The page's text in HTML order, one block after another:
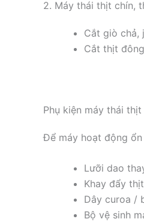
2. Máy thái thịt chín,
Cắt giò chả,
Cắt thịt
Phụ kiện máy thái thịt
Để máy hoạt động
Lưỡi dao
Khay đẩy
Dây curoa /
Bộ vệ sinh